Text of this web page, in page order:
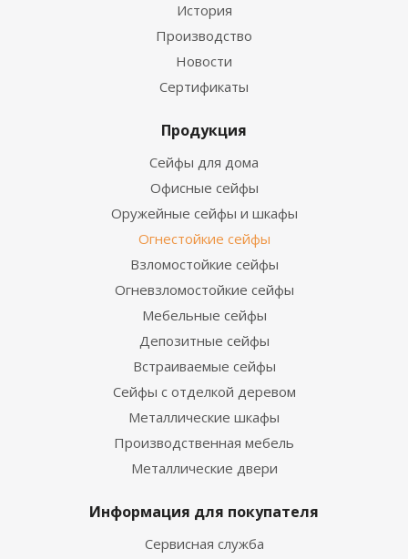
История
Производство
Новости
Сертификаты
Продукция
Сейфы для дома
Офисные сейфы
Оружейные сейфы и шкафы
Огнестойкие сейфы
Взломостойкие сейфы
Огневзломостойкие сейфы
Мебельные сейфы
Депозитные сейфы
Встраиваемые сейфы
Сейфы с отделкой деревом
Металлические шкафы
Производственная мебель
Металлические двери
Информация для покупателя
Сервисная служба